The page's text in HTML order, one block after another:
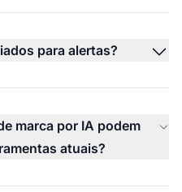
para alertas?
marca por IA podem
atuais?